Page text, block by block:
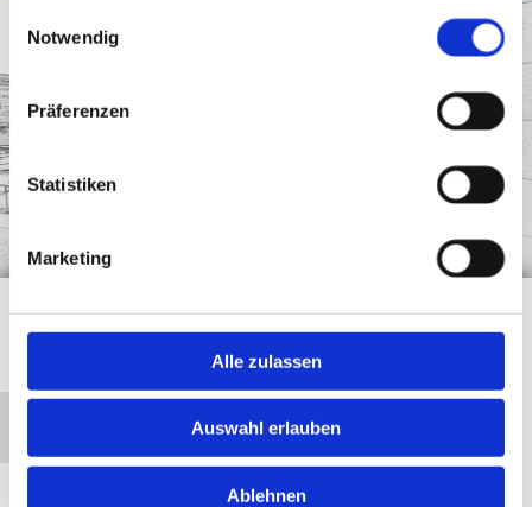
Notwendig
Präferenzen
Statistiken
Marketing
Alle zulassen
Auswahl erlauben
Ablehnen
Bitte akzeptieren Sie Marketing-Cookies, um
diese Karte anzuzeigen.
Accept cookies